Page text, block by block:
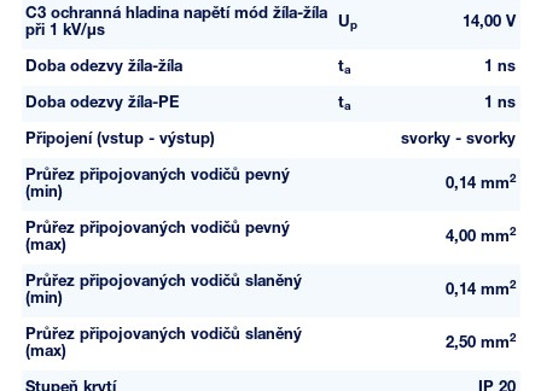
C3 ochranná hladina napětí mód žíla-žíla
při 1 kV/µs
Up 14,00 V
Doba odezvy žíla-žíla ta 1 ns
Doba odezvy žíla-PE ta 1 ns
Připojení (vstup - výstup) svorky - svorky
Průřez připojovaných vodičů pevný
(min)
0,14 mm2
Průřez připojovaných vodičů pevný
(max)
4,00 mm2
Průřez připojovaných vodičů slaněný
(min)
0,14 mm2
Průřez připojovaných vodičů slaněný
(max)
2,50 mm2
Stupeň krytí IP 20